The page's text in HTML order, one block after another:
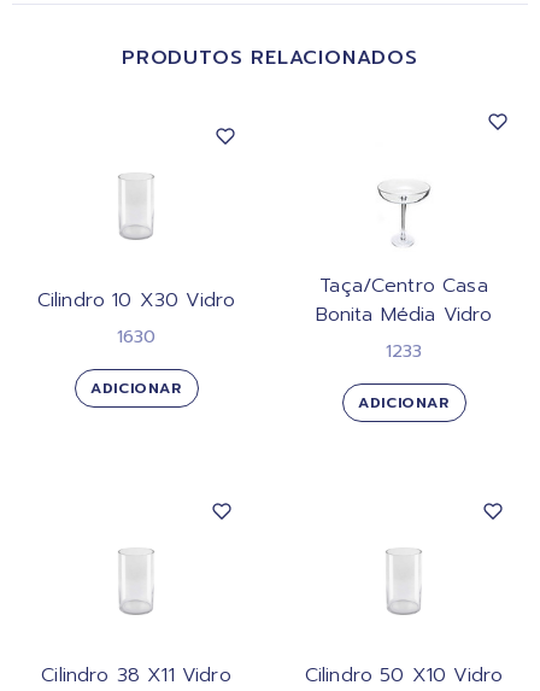
PRODUTOS RELACIONADOS
Cilindro 10 X30 Vidro
1630
ADICIONAR
Taça/Centro Casa
Bonita Média Vidro
1233
ADICIONAR
Cilindro 38 X11 Vidro Cilindro 50 X10 Vidro